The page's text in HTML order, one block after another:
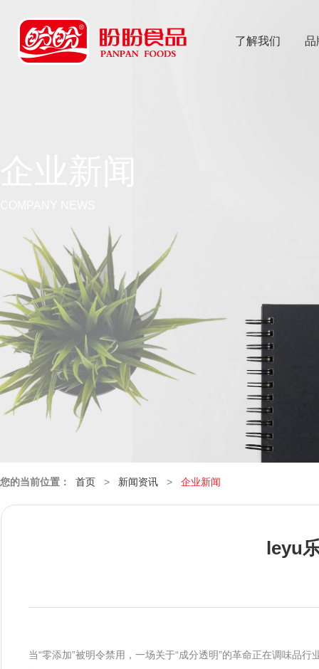
了解我们 品
您的当前位置： 首页 > 新闻资讯 > 企业新闻
leyu
当“零添加”被明令禁用，一场关于“成分透明”的革命正在调味品